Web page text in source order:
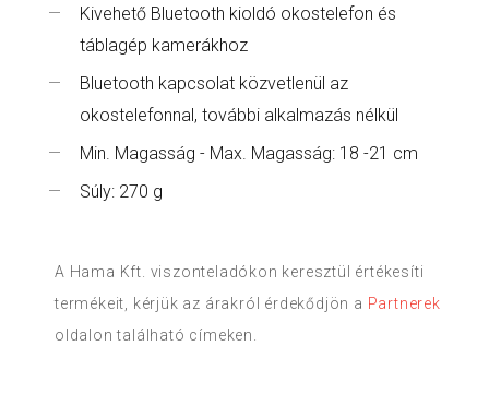
Kivehető Bluetooth kioldó okostelefon és
táblagép kamerákhoz
Bluetooth kapcsolat közvetlenül az
okostelefonnal, további alkalmazás nélkül
Min. Magasság - Max. Magasság: 18 -21 cm
Súly: 270 g
A Hama Kft. viszonteladókon keresztül értékesíti
termékeit, kérjük az árakról érdekődjön a Partnerek
oldalon található címeken.